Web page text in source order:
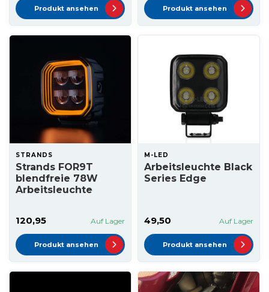
Produkt ansehen Produkt ansehen
STRANDS
Strands FOR9T
blendfreie 78W
Arbeitsleuchte
120,95 Auf Lager
Produkt ansehen
M-LED
Arbeitsleuchte Black
Series Edge
49,50 Auf Lager
Produkt ansehen